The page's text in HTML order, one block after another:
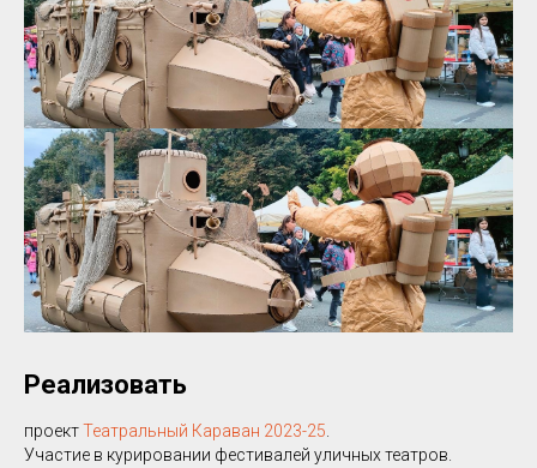
Реализовать
проектТеатральный Караван 2023-25
Участие в курировании фестивалей уличных театров.